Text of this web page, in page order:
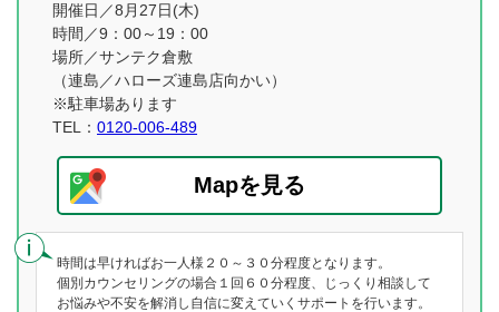
開催日／8月27日(木)
時間／9：00～19：00
場所／サンテク倉敷
（連島／ハローズ連島店向かい）
※駐車場あります
TEL： 0120-006-489
Mapを見る
時間は早ければお一人様２０～３０分程度となります。
個別カウンセリングの場合１回６０分程度、じっくり相談して
お悩みや不安を解消し自信に変えていくサポートを行います。